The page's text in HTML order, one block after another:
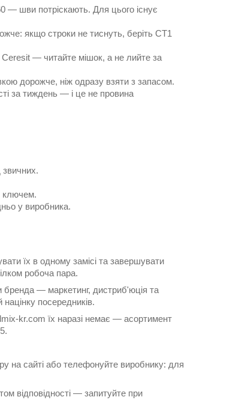
— шви потріскають. Для цього існує
якщо строки не тиснуть, беріть СТ1
Ceresit — читайте мішок, а не лийте за
дорожче, ніж одразу взяти з запасом.
за тиждень — і це не провина
звичних.
ключем.
у виробника.
їх в одному замісі та завершувати
робоча пара.
бренда — маркетинг, дистриб'юція та
посередників.
kr.com їх наразі немає — асортимент
на сайті або телефонуйте виробнику: для
відповідності — запитуйте при